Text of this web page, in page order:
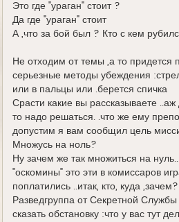
Это где "ураган" стоит ?
Да где "ураган" стоит
А ,что за бой был ? Кто с кем
Не отходим от темы ,а то придется
серьезные методы убеждения
или в пальцы или .берется спичка
Срасти какие вы рассказываете ..аж
то надо решаться. .что же ему
допустим я вам сообщил цель
Множусь на ноль?
Ну зачем же так множиться на
"оскомины" это эти в комиссаров
поплатились ..итак, кто, куда ,зачем?
Разведгруппа от Секретной Службы
сказать обстановку :что у вас тут